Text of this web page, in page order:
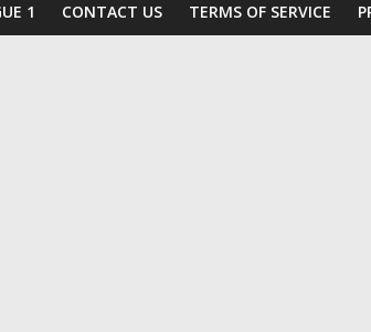
1 CONTACT US TERMS OF SERVICE